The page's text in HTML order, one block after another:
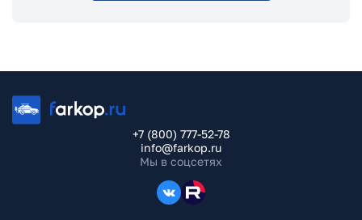
+7 (800) 777-52-78
info@farkop.ru
Мы в соцсетях